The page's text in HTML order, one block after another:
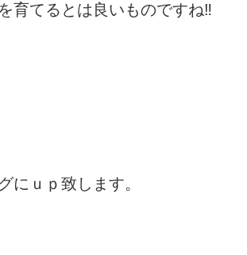
育てるとは良いものですね‼
にｕｐ致します。